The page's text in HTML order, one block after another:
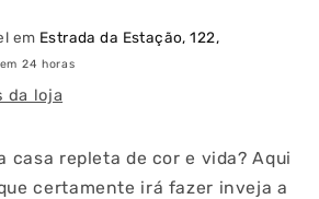
em Estrada da Estação, 122,
24 horas
da loja
casa repleta de cor e vida? Aqui
certamente irá fazer inveja a